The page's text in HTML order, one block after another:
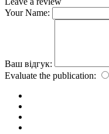
Your Name:
Ваш відгук:
Evaluate the publication: